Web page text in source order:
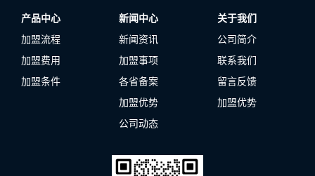
产品中心
加盟流程
加盟费用
加盟条件
新闻中心
新闻资讯
加盟事项
各省备案
加盟优势
公司动态
关于我们
公司简介
联系我们
留言反馈
加盟优势